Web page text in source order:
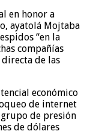
en honor a
ayatolá Mojtaba
“en la
compañías
de las
económico
de internet
de presión
de dólares